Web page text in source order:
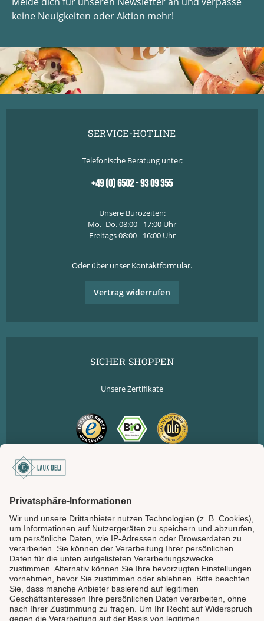
keine Neuigkeiten oder Aktion mehr!
SERVICE-HOTLINE
Telefonische Beratung unter:
+49 (0) 6502 - 93 09 355
Unsere Bürozeiten:
Mo.- Do. 08:00 - 17:00 Uhr
Freitags 08:00 - 16:00 Uhr
Oder über unser Kontaktformular.
Vertrag widerrufen
SICHER SHOPPEN
Unsere Zertifikate
SICHER BEZAHLEN